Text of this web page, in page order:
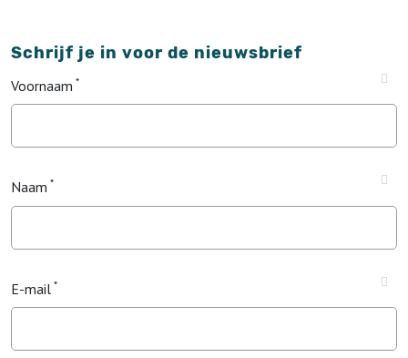
Schrijf je in voor de nieuwsbrief
Voornaam
Naam
E-mail